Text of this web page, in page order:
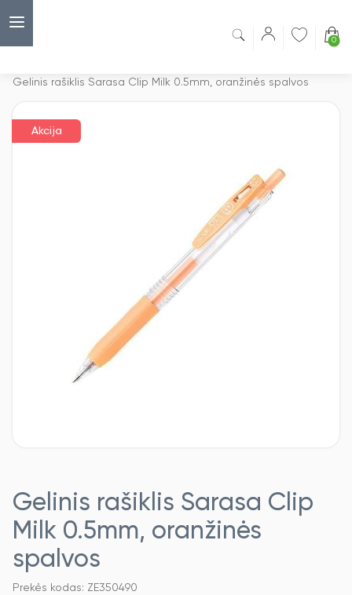
0
Gelinis rašiklis Sarasa Clip Milk 0.5mm, oranžinės spalvos
Akcija
Gelinis rašiklis Sarasa Clip
Milk 0.5mm, oranžinės
spalvos
Prekės kodas: ZE350490